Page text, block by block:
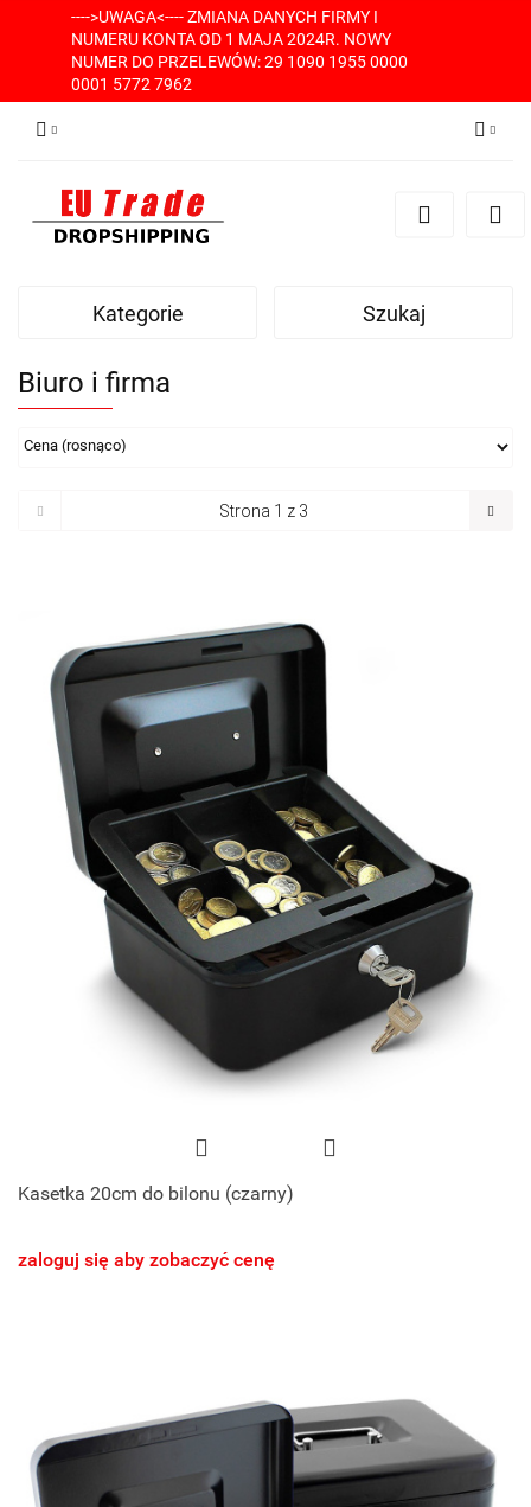
---->UWAGA<---- ZMIANA DANYCH FIRMY I
NUMERU KONTA OD 1 MAJA 2024R. NOWY
NUMER DO PRZELEWÓW: 29 1090 1955 0000
0001 5772 7962
Zarejestruj się
Kategorie Szukaj
Biuro i firma
Kasetka 20cm do bilonu (czarny)
zaloguj się aby zobaczyć cenę